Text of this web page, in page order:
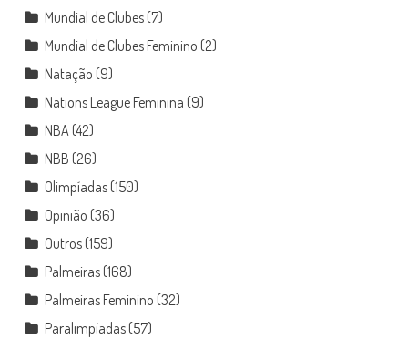
Mundial de Clubes(7)
Mundial de Clubes Feminino (2)
Natação (9)
Nations League Feminina (9)
NBA(42)
NBB (26)
Olimpíadas(150)
Opinião (36)
Outros(159)
Palmeiras(168)
Palmeiras Feminino (32)
Paralimpíadas(57)